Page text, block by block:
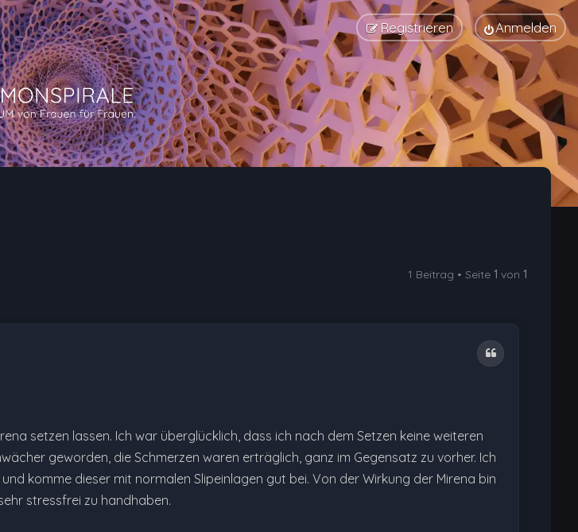
Anmelden
Registrieren
1 Beitrag • Seite1 von1
Zitat
setzen lassen. Ich war überglücklich, dass ich nach dem Setzen keine weiteren
geworden, die Schmerzen waren erträglich, ganz im Gegensatz zu vorher. Ich
komme dieser mit normalen Slipeinlagen gut bei. Von der Wirkung der Mirena bin
stressfrei zu handhaben.